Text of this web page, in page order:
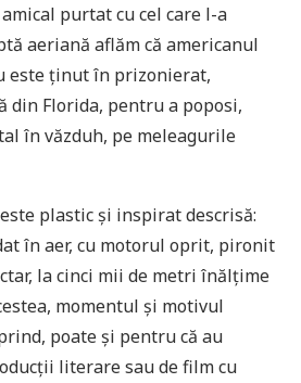
purtat cu cel care l-a
aeriană aflăm că americanul
este ținut în prizonierat,
din Florida, pentru a poposi,
în văzduh, pe meleagurile
plastic și inspirat descrisă:
în aer, cu motorul oprit, pironit
la cinci mii de metri înălțime
momentul și motivul
poate și pentru că au
literare sau de film cu